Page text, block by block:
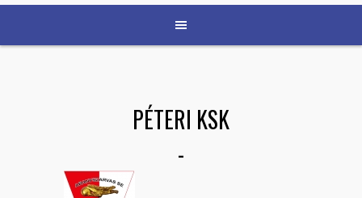
PÉTERI KSK
-